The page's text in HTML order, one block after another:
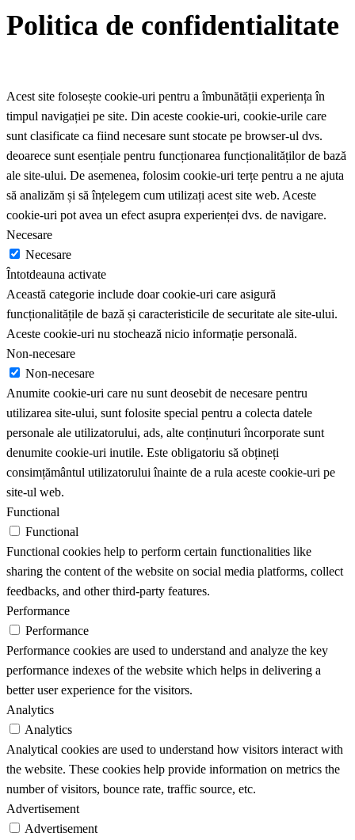
Politica de confidentialitate
Acest site folosește cookie-uri pentru a îmbunătății experiența în
timpul navigației pe site. Din aceste cookie-uri, cookie-urile care
sunt clasificate ca fiind necesare sunt stocate pe browser-ul dvs.
deoarece sunt esențiale pentru funcționarea funcționalităților de bază
ale site-ului. De asemenea, folosim cookie-uri terțe pentru a ne ajuta
să analizăm și să înțelegem cum utilizați acest site web. Aceste
cookie-uri pot avea un efect asupra experienței dvs. de navigare.
Necesare
Necesare
Întotdeauna activate
Această categorie include doar cookie-uri care asigură
funcționalitățile de bază și caracteristicile de securitate ale site-ului.
Aceste cookie-uri nu stochează nicio informație personală.
Non-necesare
Non-necesare
Anumite cookie-uri care nu sunt deosebit de necesare pentru
utilizarea site-ului, sunt folosite special pentru a colecta datele
personale ale utilizatorului, ads, alte conținuturi încorporate sunt
denumite cookie-uri inutile. Este obligatoriu să obțineți
consimțământul utilizatorului înainte de a rula aceste cookie-uri pe
site-ul web.
Functional
Functional
Functional cookies help to perform certain functionalities like
sharing the content of the website on social media platforms, collect
feedbacks, and other third-party features.
Performance
Performance
Performance cookies are used to understand and analyze the key
performance indexes of the website which helps in delivering a
better user experience for the visitors.
Analytics
Analytics
Analytical cookies are used to understand how visitors interact with
the website. These cookies help provide information on metrics the
number of visitors, bounce rate, traffic source, etc.
Advertisement
Advertisement